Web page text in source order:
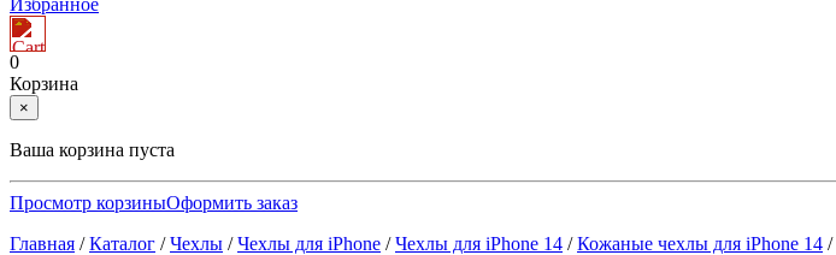
Избранное
0
Корзина
×
Ваша корзина пуста
Просмотр корзиныОформить заказ
Главная /Каталог /Чехлы /Чехлы для iPhone /Чехлы для iPhone 14 /Кожаные чехлы для iPhone 14 /